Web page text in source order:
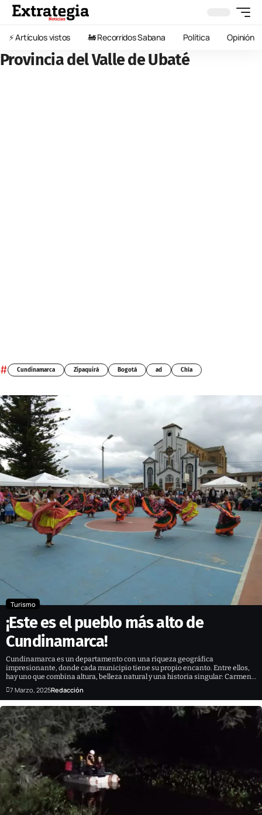
⚡️ Artículos vistos 🚂 Recorridos Sabana Política Opinión
Provincia del Valle de Ubaté
# Cundinamarca Zipaquirá Bogotá ad Chía
Turismo
¡Este es el pueblo más alto de
Cundinamarca!
Cundinamarca es un departamento con una riqueza geográfica
impresionante, donde cada municipio tiene su propio encanto. Entre ellos,
hay uno que combina altura, belleza natural y una historia singular: Carmen…
7 Marzo, 2025Redacción